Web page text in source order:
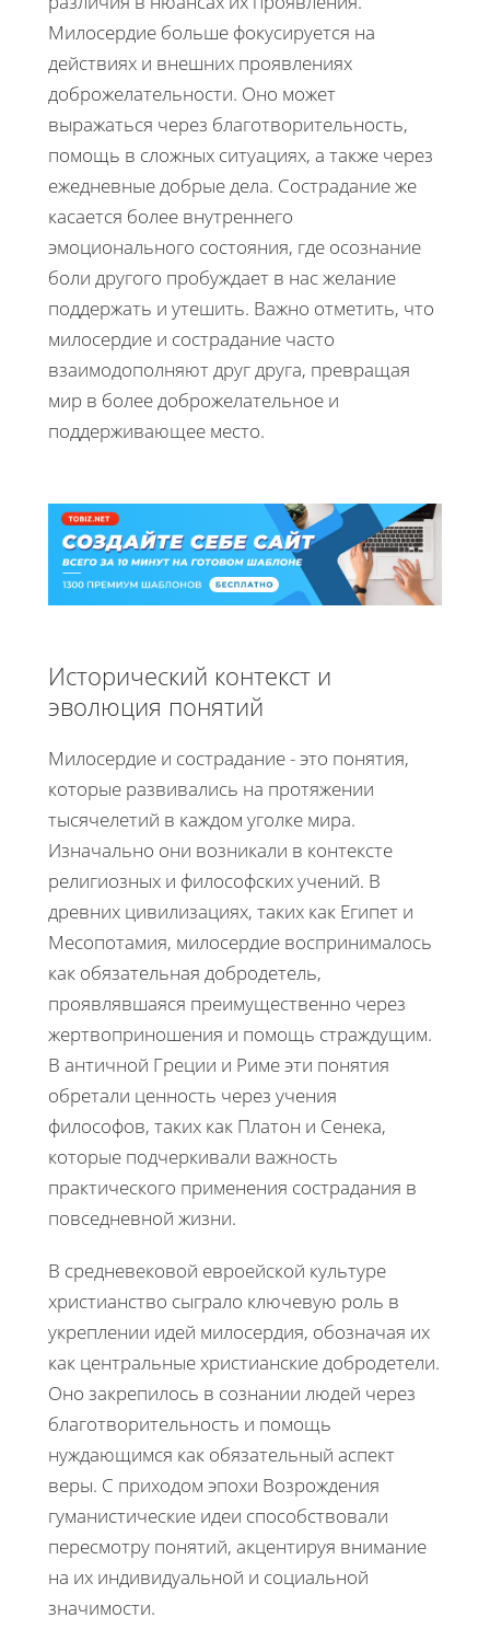
Милосердие больше фокусируется на
действиях и внешних проявлениях
доброжелательности. Оно может
выражаться через благотворительность,
помощь в сложных ситуациях, а также через
ежедневные добрые дела. Сострадание же
касается более внутреннего
эмоционального состояния, где осознание
боли другого пробуждает в нас желание
поддержать и утешить. Важно отметить, что
милосердие и сострадание часто
взаимодополняют друг друга, превращая
мир в более доброжелательное и
поддерживающее место.
Исторический контекст и
эволюция понятий
Милосердие и сострадание - это понятия,
которые развивались на протяжении
тысячелетий в каждом уголке мира.
Изначально они возникали в контексте
религиозных и философских учений. В
древних цивилизациях, таких как Египет и
Месопотамия, милосердие воспринималось
как обязательная добродетель,
проявлявшаяся преимущественно через
жертвоприношения и помощь страждущим.
В античной Греции и Риме эти понятия
обретали ценность через учения
философов, таких как Платон и Сенека,
которые подчеркивали важность
практического применения сострадания в
повседневной жизни.
В средневековой евроейской культуре
христианство сыграло ключевую роль в
укреплении идей милосердия, обозначая их
как центральные христианские добродетели.
Оно закрепилось в сознании людей через
благотворительность и помощь
нуждающимся как обязательный аспект
веры. С приходом эпохи Возрождения
гуманистические идеи способствовали
пересмотру понятий, акцентируя внимание
на их индивидуальной и социальной
значимости.